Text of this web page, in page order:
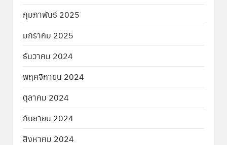
กุมภาพันธ์ 2025
มกราคม 2025
ธันวาคม 2024
พฤศจิกายน 2024
ตุลาคม 2024
กันยายน 2024
สิงหาคม 2024